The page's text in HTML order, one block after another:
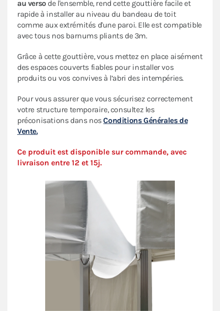
au versode l'ensemble, rend cette gouttière facile et
rapide à installer au niveau du bandeau de toit
comme aux extrémités d'une paroi. Elle est compatible
avec tous nos barnums pliants de 3m.
Grâce à cette gouttière, vous mettez en place aisément
des espaces couverts fiables pour installer vos
produits ou vos convives à l’abri des intempéries.
Pour vous assurer que vous sécurisez correctement
votre structure temporaire, consultez les
préconisations dans nosConditions Générales de
Vente.
Ce produit est disponible sur commande, avec
livraison entre 12 et 15j.